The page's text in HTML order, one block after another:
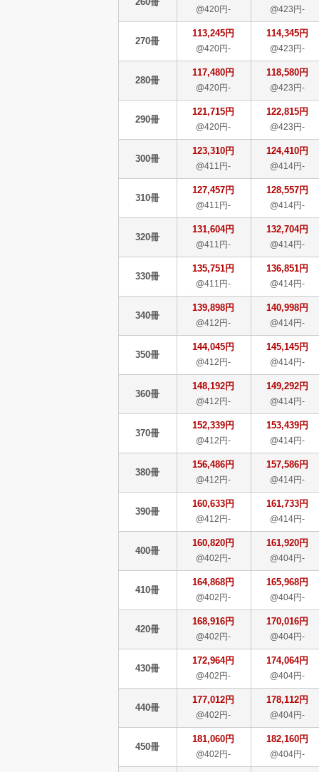
@420円- @423円-
270冊
113,245円
@420円-
114,345円
@423円-
280冊
117,480円
@420円-
118,580円
@423円-
290冊
121,715円
@420円-
122,815円
@423円-
300冊
123,310円
@411円-
124,410円
@414円-
310冊
127,457円
@411円-
128,557円
@414円-
320冊
131,604円
@411円-
132,704円
@414円-
330冊
135,751円
@411円-
136,851円
@414円-
340冊
139,898円
@412円-
140,998円
@414円-
350冊
144,045円
@412円-
145,145円
@414円-
360冊
148,192円
@412円-
149,292円
@414円-
370冊
152,339円
@412円-
153,439円
@414円-
380冊
156,486円
@412円-
157,586円
@414円-
390冊
160,633円
@412円-
161,733円
@414円-
400冊
160,820円
@402円-
161,920円
@404円-
410冊
164,868円
@402円-
165,968円
@404円-
420冊
168,916円
@402円-
170,016円
@404円-
430冊
172,964円
@402円-
174,064円
@404円-
440冊
177,012円
@402円-
178,112円
@404円-
450冊
181,060円
@402円-
182,160円
@404円-